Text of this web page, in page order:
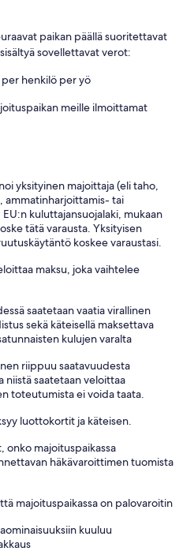
paikan päällä suoritettavat
sovellettavat verot:
henkilö per yö
meille ilmoittamat
yksityinen majoittaja (eli taho,
ammatinharjoittamis- tai
kuluttajansuojalaki, mukaan
tätä varausta. Yksityisen
koskee varaustasi.
maksu, joka vaihtelee
saatetaan vaatia virallinen
sekä käteisellä maksettava
kulujen varalta
riippuu saatavuudesta
niistä saatetaan veloittaa
toteutumista ei voida taata.
luottokortit ja käteisen.
onko majoituspaikassa
häkävaroittimen tuomista
majoituspaikassa on palovaroitin
kuuluu